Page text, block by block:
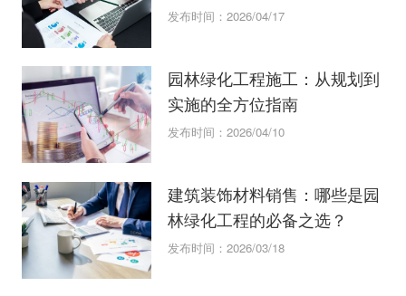
发布时间：2026/04/17
园林绿化工程施工：从规划到
实施的全方位指南
发布时间：2026/04/10
建筑装饰材料销售：哪些是园
林绿化工程的必备之选？
发布时间：2026/03/18